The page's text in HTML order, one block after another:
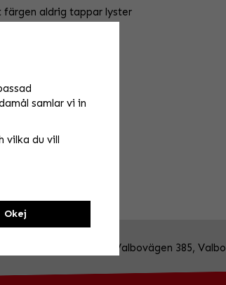
färgen aldrig tappar lyster
Valbovägen 385, Valbo
samlar vi in
vilka du vill
Okej